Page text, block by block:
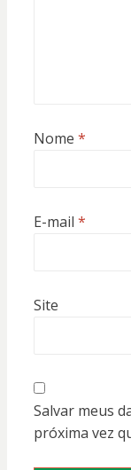
Nome *
E-mail *
Site
Salvar meus
próxima vez